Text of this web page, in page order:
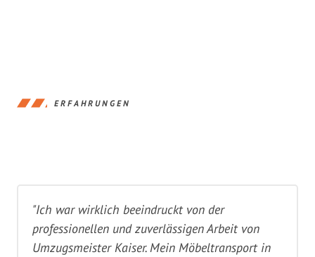
ERFAHRUNGEN
"Ich war wirklich beeindruckt von der
professionellen und zuverlässigen Arbeit von
Umzugsmeister Kaiser. Mein Möbeltransport in